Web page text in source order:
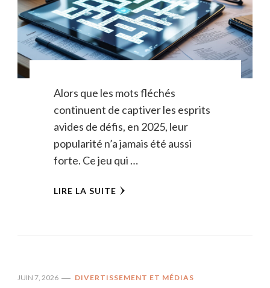
Alors que les mots fléchés
continuent de captiver les esprits
avides de défis, en 2025, leur
popularité n’a jamais été aussi
forte. Ce jeu qui …
LIRE LA SUITE
JUIN 7, 2026 DIVERTISSEMENT ET MÉDIAS